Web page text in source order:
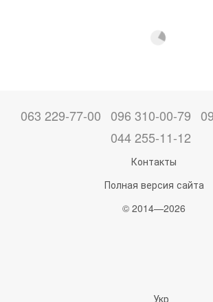
063 229-77-00 096 310-00-79
044 255-11-12
Контакты
Полная версия сайта
© 2014—2026
Укр